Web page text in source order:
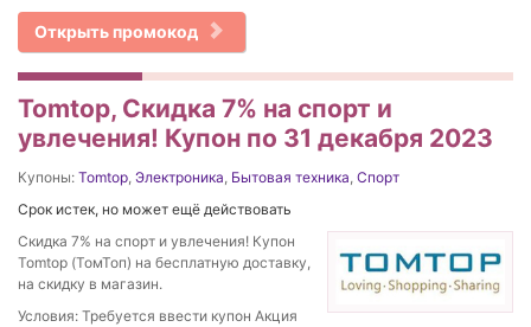
Открыть промокод
Tomtop, Скидка 7% на спорт и
увлечения! Купон по 31 декабря 2023
Купоны: Tomtop, Электроника, Бытовая техника, Спорт
Срок истек, но может ещё действовать
Скидка 7% на спорт и увлечения! Купон
Tomtop (ТомТоп) на бесплатную доставку,
на скидку в магазин.
Условия: Требуется ввести купон Акция